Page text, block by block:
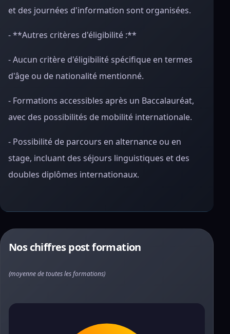
et des journées d'information sont organisées.
- **Autres critères d'éligibilité :**
- Aucun critère d'éligibilité spécifique en termes
d'âge ou de nationalité mentionné.
- Formations accessibles après un Baccalauréat,
avec des possibilités de mobilité internationale.
- Possibilité de parcours en alternance ou en
stage, incluant des séjours linguistiques et des
doubles diplômes internationaux.
Nos chiffres post formation
(moyenne de toutes les formations)